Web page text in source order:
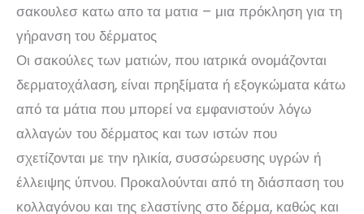
σακουλεσ κατω απο τα ματια – μια πρόκληση για τη
γήρανση του δέρματος
Οι σακούλες των ματιών, που ιατρικά ονομάζονται
δερματοχάλαση, είναι πρηξίματα ή εξογκώματα κάτω
από τα μάτια που μπορεί να εμφανιστούν λόγω
αλλαγών του δέρματος και των ιστών που
σχετίζονται με την ηλικία, συσσώρευσης υγρών ή
έλλειψης ύπνου. Προκαλούνται από τη διάσπαση του
κολλαγόνου και της ελαστίνης στο δέρμα, καθώς και